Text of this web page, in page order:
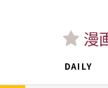
漫
DAILY